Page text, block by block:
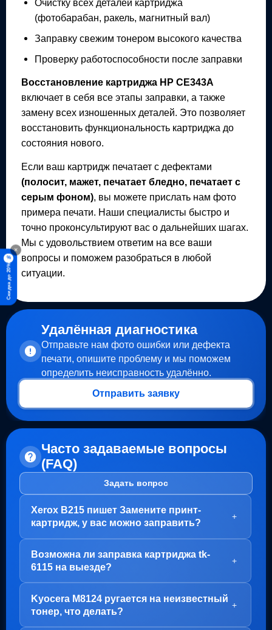
×
%
Скидка до 20%
Очистку всех деталей картриджа
(фотобарабан, ракель, магнитный вал)
Заправку свежим тонером высокого качества
Проверку работоспособности после заправки
Восстановление картриджа HP CE343A
включает в себя все этапы заправки, а также
замену всех изношенных деталей. Это позволяет
восстановить функциональность картриджа до
состояния нового.
Если ваш картридж печатает с дефектами
(полосит, мажет, печатает бледно, печатает с
серым фоном), вы можете прислать нам фото
примера печати. Наши специалисты быстро и
точно проконсультируют вас о дальнейших шагах.
Мы с удовольствием ответим на все ваши
вопросы и поможем разобраться в любой
ситуации.
Удалённая диагностика
Отправьте нам фото ошибки или дефекта
печати, опишите проблему и мы поможем
определить неисправность удалённо.
Отправить заявку
Часто задаваемые вопросы
(FAQ)
Задать вопрос
Xerox B215 пишет Замените принт-
картридж, у вас можно заправить?
+
В вашем случае, заправка картриджа не требуется.
Проблема с блоком барабана (Принт-картридж), у
него просто закончился ресурс.
Варианта два:
1. Привозите вам, мы его чистим, меняем чип и
Возможна ли заправка картриджа tk-
6115 на выезде?
+
Да, заправка картриджа TK-6115 возможна как в
нашем офисе на Пролетарской, так и на выезде.
Kyocera M8124 ругается на неизвестный
тонер, что делать?
+